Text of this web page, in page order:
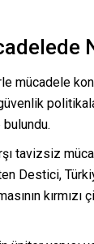
mücadele
tavizsiz
Destici,